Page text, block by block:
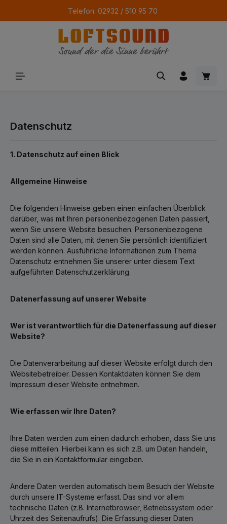
Zum Hauptinhalt springenTelefon: 02932 / 510 95 70
Datenschutz
1. Datenschutz auf einen Blick
Allgemeine Hinweise
Die folgenden Hinweise geben einen einfachen Überblick
darüber, was mit Ihren personenbezogenen Daten passiert,
wenn Sie unsere Website besuchen. Personenbezogene
Daten sind alle Daten, mit denen Sie persönlich identifiziert
werden können. Ausführliche Informationen zum Thema
Datenschutz entnehmen Sie unserer unter diesem Text
aufgeführten Datenschutzerklärung.
Datenerfassung auf unserer Website
Wer ist verantwortlich für die Datenerfassung auf dieser
Website?
Die Datenverarbeitung auf dieser Website erfolgt durch den
Websitebetreiber. Dessen Kontaktdaten können Sie dem
Impressum dieser Website entnehmen.
Wie erfassen wir Ihre Daten?
Ihre Daten werden zum einen dadurch erhoben, dass Sie uns
diese mitteilen. Hierbei kann es sich z.B. um Daten handeln,
die Sie in ein Kontaktformular eingeben.
Andere Daten werden automatisch beim Besuch der Website
durch unsere IT-Systeme erfasst. Das sind vor allem
technische Daten (z.B. Internetbrowser, Betriebssystem oder
Uhrzeit des Seitenaufrufs). Die Erfassung dieser Daten